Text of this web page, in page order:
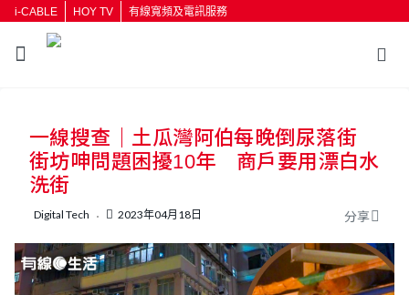
i-CABLE HOY TV 有線寬頻及電訊服務
按輸入鍵開始搜尋
一線搜查｜土瓜灣阿伯每晚倒尿落街
街坊呻問題困擾10年 商戶要用漂白水
洗街
Digital Tech 2023年04月18日 分享